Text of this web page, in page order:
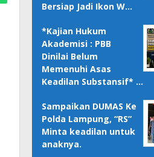
Bersiap Jadi Ikon W…
*Kajian Hukum
Akademisi : PBB
Dinilai Belum
Memenuhi Asas
Keadilan Substansif* …
Sampaikan DUMAS Ke
Polda Lampung, “RS”
Minta keadilan untuk
anaknya.